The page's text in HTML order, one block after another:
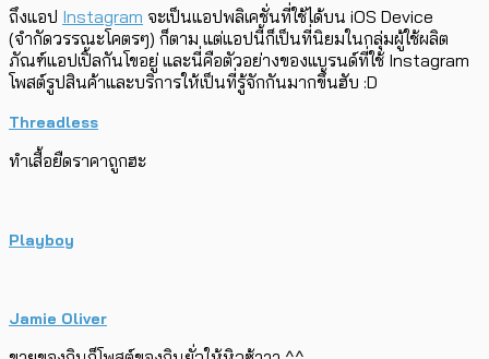
ถึงแอป Instagram จะเป็นแอปพลิเคชั่นที่ใช้ได้บน iOS Device
(จำกัดวรรณะโคตรๆ) ก็ตาม แต่แอปนี้ก็เป็นที่นิยมในกลุ่มผู้ใช้ผลิต
ภัณฑ์แอปเปิ้ลกันโขอยู่ และนี่คือตัวอย่างของแบรนด์ที่ใช้ Instagram
โพสต์รูปสินค้าและบริการให้เป็นที่รู้จักกันมากขึ้นฮับ :D
Threadless
ทำเสื้อยืดราคาถูกฮะ
Playboy
Jamie Oliver